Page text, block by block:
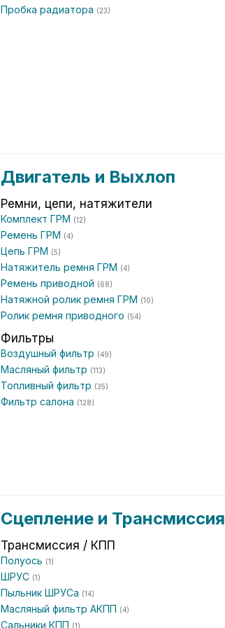
Пробка радиатора (23)
Двигатель и Выхлоп
Ремни, цепи, натяжители
Комплект ГРМ (12)
Ремень ГРМ (4)
Цепь ГРМ (5)
Натяжитель ремня ГРМ (4)
Ремень приводной (68)
Натяжной ролик ремня ГРМ (10)
Ролик ремня приводного (54)
Фильтры
Воздушный фильтр (49)
Масляный фильтр (113)
Топливный фильтр (35)
Фильтр салона (128)
Сцепление и Трансмиссия
Трансмиссия / КПП
Полуось (1)
ШРУС (1)
Пыльник ШРУСа (14)
Масляный фильтр АКПП (4)
Сальники КПП (1)